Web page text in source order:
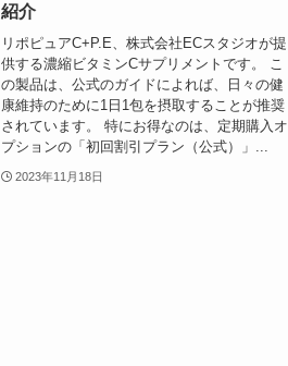
紹介
リポピュアC+P.E、株式会社ECスタジオが提
供する濃縮ビタミンCサプリメントです。 こ
の製品は、公式のガイドによれば、日々の健
康維持のために1日1包を摂取することが推奨
されています。 特にお得なのは、定期購入オ
プションの「初回割引プラン（公式）」...
2023年11月18日